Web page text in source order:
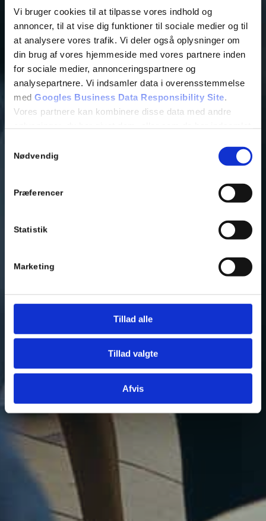
Vi bruger cookies til at tilpasse vores indhold og
annoncer, til at vise dig funktioner til sociale medier og til
at analysere vores trafik. Vi deler også oplysninger om
din brug af vores hjemmeside med vores partnere inden
for sociale medier, annonceringspartnere og
analysepartnere. Vi indsamler data i overensstemmelse
med Googles Business Data Responsibility Site.
Vores partnere kan kombinere disse data med andre
Nødvendig
Præferencer
Statistik
Marketing
Tillad alle
Tillad valgte
Afvis